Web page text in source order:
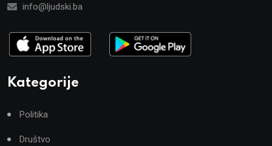
info@ljudski.ba
Kategorije
Politika
Društvo